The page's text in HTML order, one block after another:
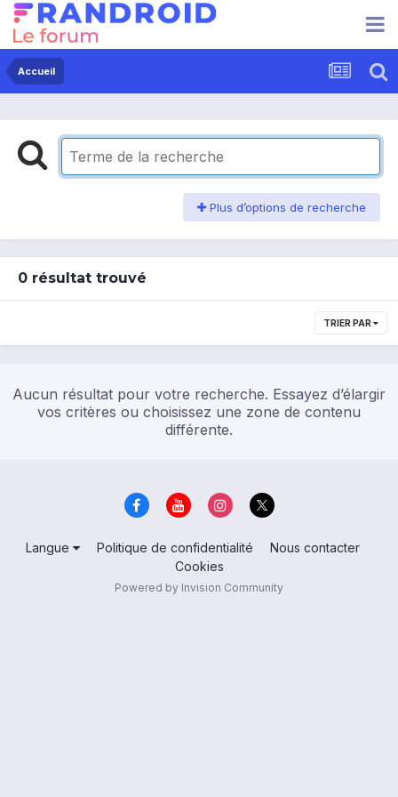
Accueil
Plus d’options de recherche
0 résultat trouvé
TRIER PAR
Aucun résultat pour votre recherche. Essayez d’élargir
vos critères ou choisissez une zone de contenu
différente.
Langue Politique de confidentialité
Nous contacter
Cookies
Powered by Invision Community